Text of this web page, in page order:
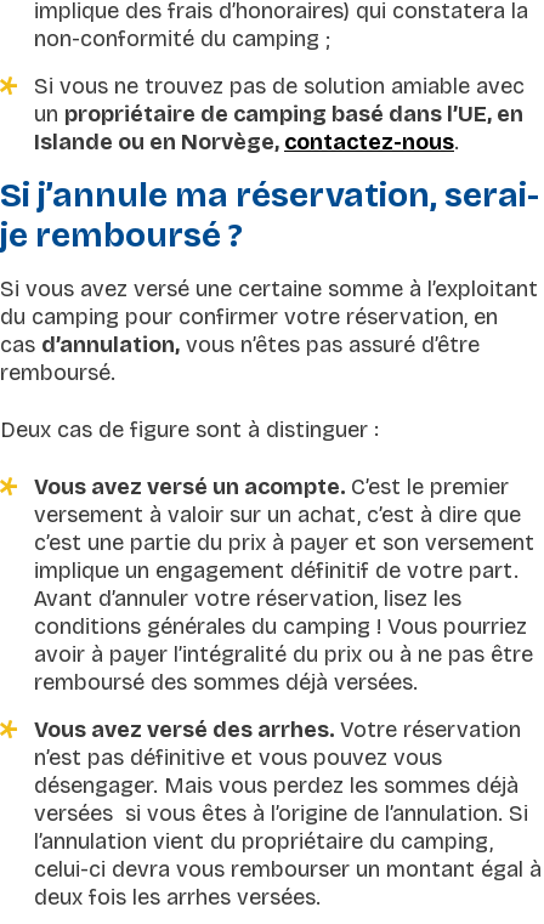
implique des frais d’honoraires) qui constatera la
non-conformité du camping ;
Si vous ne trouvez pas de solution amiable avec
un propriétaire de camping basé dans l’UE, en
Islande ou en Norvège, contactez-nous.
Si j’annule ma réservation, serai-
je remboursé ?
Si vous avez versé une certaine somme à l’exploitant
du camping pour confirmer votre réservation, en
cas d’annulation, vous n’êtes pas assuré d’être
remboursé.
Deux cas de figure sont à distinguer :
Vous avez versé un acompte. C’est le premier
versement à valoir sur un achat, c’est à dire que
c’est une partie du prix à payer et son versement
implique un engagement définitif de votre part.
Avant d’annuler votre réservation, lisez les
conditions générales du camping ! Vous pourriez
avoir à payer l’intégralité du prix ou à ne pas être
remboursé des sommes déjà versées.
Vous avez versé des arrhes. Votre réservation
n’est pas définitive et vous pouvez vous
désengager. Mais vous perdez les sommes déjà
versées si vous êtes à l’origine de l’annulation. Si
l’annulation vient du propriétaire du camping,
celui-ci devra vous rembourser un montant égal à
deux fois les arrhes versées.